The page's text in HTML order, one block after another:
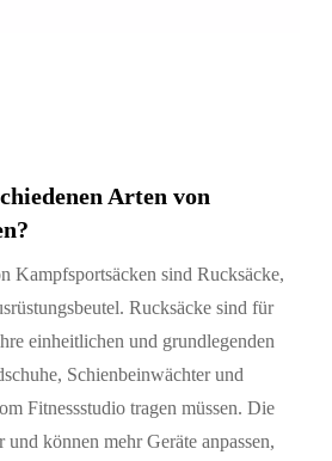
Arten von
Kampfsportsäcken sind Rucksäcke,
Rucksäcke sind für
einheitlichen und grundlegenden
Schienbeinwächter und
Fitnessstudio tragen müssen. Die
können mehr Geräte anpassen,